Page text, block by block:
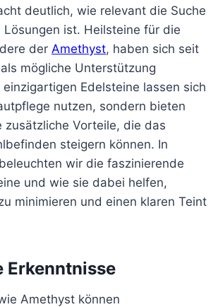
deutlich, wie relevant die Suche
ist. Heilsteine für die
der Amethyst, haben sich seit
mögliche Unterstützung
Edelsteine lassen sich
nutzen, sondern bieten
zusätzliche Vorteile, die das
steigern können. In
wir die faszinierende
und wie sie dabei helfen,
minimieren und einen klaren Teint
Erkenntnisse
Amethyst können